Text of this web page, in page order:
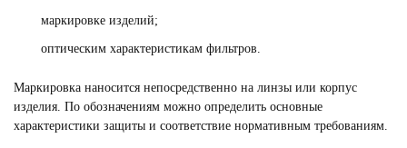
маркировке изделий;
оптическим характеристикам фильтров.
Маркировка наносится непосредственно на линзы или корпус
изделия. По обозначениям можно определить основные
характеристики защиты и соответствие нормативным требованиям.